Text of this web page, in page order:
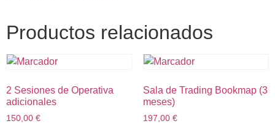
Productos relacionados
2 Sesiones de Operativa
adicionales
150,00 €
Sala de Trading Bookmap (3
meses)
197,00 €